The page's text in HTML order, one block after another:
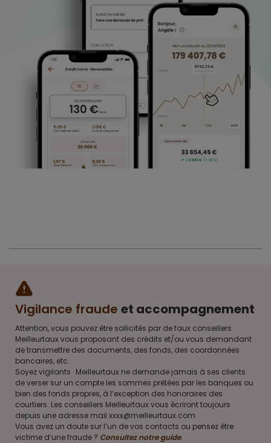
Vigilance fraude et accompagnement
Attention, vous pouvez être sollicités par de faux conseillers
Meilleurtaux vous proposant des crédits et/ou vous demandant
de transmettre des documents, des fonds, des coordonnées
bancaires, etc.
Soyez vigilants · Meilleurtaux ne demande jamais à ses clients
de verser sur un compte les sommes prêtées par les banques ou
bien des fonds propres, à l’exception des honoraires des
courtiers. Les conseillers Meilleurtaux vous écriront toujours
depuis une adresse mail xxxx@meilleurtaux.com
Vous avez un doute sur l’un de vos contacts ou pensez être
victime d’une fraude ? Consultez notre guide.